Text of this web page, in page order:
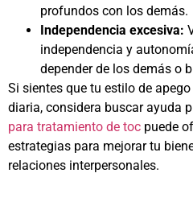
profundos con los demás.
Independencia excesiva:
independencia y
depender de los demás o
Si sientes que tu estilo de
diaria, considera buscar ayuda
para tratamiento de toc puede
estrategias para mejorar tu
relaciones interpersonales.